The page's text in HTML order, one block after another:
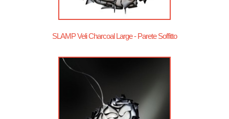
SLAMP Veli Charcoal Large - Parete Soffitto